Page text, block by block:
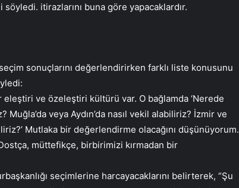
itirazlarını buna göre yapacaklardır.
sonuçlarını değerlendirirken farklı liste konusunu
ve özeleştiri kültürü var. O bağlamda ‘Nerede
Muğla’da veya Aydın’da nasıl vekil alabiliriz? İzmir ve
Mutlaka bir değerlendirme olacağını düşünüyorum.
müttefikçe, birbirimizi kırmadan bir
seçimlerine harcayacaklarını belirterek, “Şu